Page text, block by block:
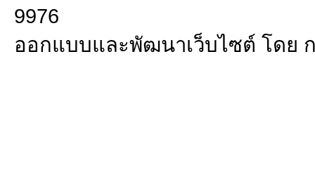
9976
ออกแบบและพัฒนาเว็บไซต์ โดย